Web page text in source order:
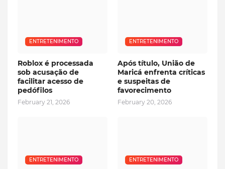
ENTRETENIMENTO
Roblox é processada
sob acusação de
facilitar acesso de
pedófilos
February 21, 2026
ENTRETENIMENTO
Após título, União de
Maricá enfrenta críticas
e suspeitas de
favorecimento
February 20, 2026
ENTRETENIMENTO ENTRETENIMENTO